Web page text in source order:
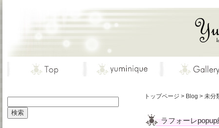
トップページ > Blog > 未分
ラフォーレ